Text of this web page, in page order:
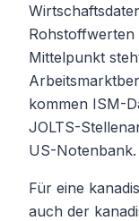
Rohstoffwerten
Mittelpunkt
kommen ISM-
JOLTS-
US-Notenbank.
Für eine
auch der